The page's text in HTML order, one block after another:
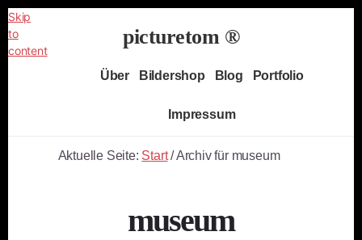
Skip
to
content
picturetom ®
Independent
Über Bildershop Blog Portfolio
Impressum
Aktuelle Seite: Start /Archiv für museum
museum